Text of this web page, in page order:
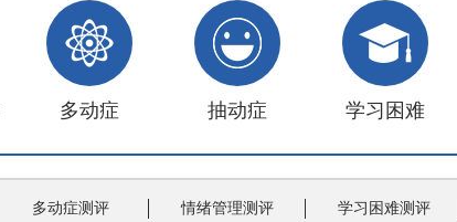
多动症 抽动症 学习困难
多动症测评 情绪管理测评 学习困难测评